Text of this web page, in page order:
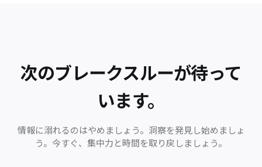
次のブレークスルーが待って
います。
情報に溺れるのはやめましょう。洞察を発見し始めましょ
う。今すぐ、集中力と時間を取り戻しましょう。